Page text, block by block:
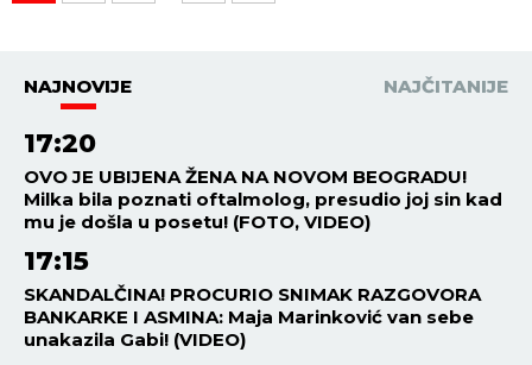
NAJNOVIJE NAJČITANIJE
17:20
OVO JE UBIJENA ŽENA NA NOVOM BEOGRADU!
Milka bila poznati oftalmolog, presudio joj sin kad
mu je došla u posetu! (FOTO, VIDEO)
17:15
SKANDALČINA! PROCURIO SNIMAK RAZGOVORA
BANKARKE I ASMINA: Maja Marinković van sebe
unakazila Gabi! (VIDEO)